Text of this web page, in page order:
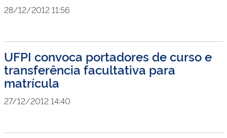
28/12/2012 11:56
UFPI convoca portadores de curso e
transferência facultativa para
matrícula
27/12/2012 14:40